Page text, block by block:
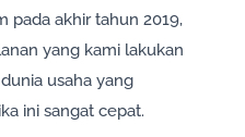
pada akhir tahun 2019,
yang kami lakukan
usaha yang
ini sangat cepat.